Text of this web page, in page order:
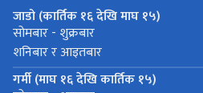
जाडो (कार्तिक १६ देखि माघ १५)
सोमबार - शुक्रबार
शनिबार र आइतबार
गर्मी (माघ १६ देखि कार्तिक १५)